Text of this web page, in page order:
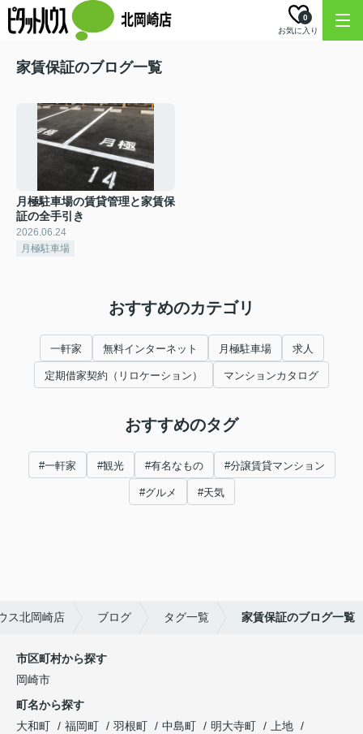
お気に入り
0
家賃保証のブログ一覧
月極駐車場の賃貸管理と家賃保
証の全手引き
2026.06.24
月極駐車場
おすすめのカテゴリ
一軒家 無料インターネット 月極駐車場 求人
定期借家契約（リロケーション） マンションカタログ
おすすめのタグ
#一軒家 #観光 #有名なもの #分譲賃貸マンション
#グルメ #天気
ス北岡崎店 ブログ タグ一覧 家賃保証のブログ一覧
市区町村から探す
岡崎市
町名から探す
大和町
福岡町 羽根町 中島町 明大寺町
上地